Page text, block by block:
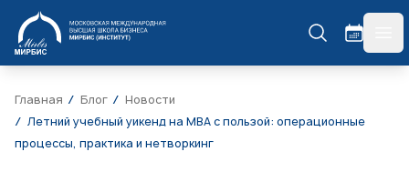
МИРБИС
Главная Блог
Новости
Летний учебный уикенд на МВА с пользой: операционные
процессы, практика и нетворкинг